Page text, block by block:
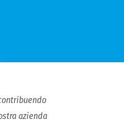
azienda